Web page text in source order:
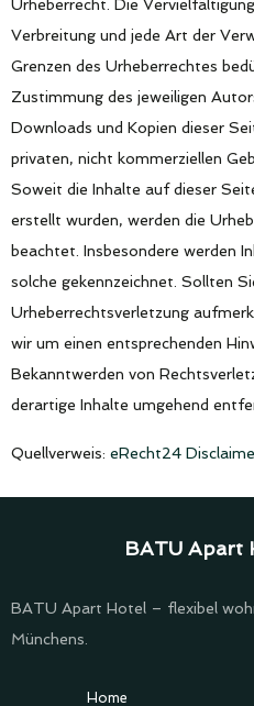
Urheberrecht. Die
Verbreitung und jede Art der
Grenzen des Urheberrechtes
Zustimmung des jeweiligen
Downloads und Kopien dieser
privaten, nicht kommerziellen
Soweit die Inhalte auf dieser
erstellt wurden, werden die
beachtet. Insbesondere werden
solche gekennzeichnet. Sollten
Urheberrechtsverletzung
wir um einen entsprechenden
Bekanntwerden von
derartige Inhalte umgehend
Quellverweis: eRecht24
BATU Apart
BATU Apart Hotel – flexibel
Münchens.
Home